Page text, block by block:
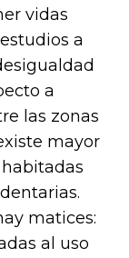
vidas
a
a
las zonas
mayor
matices:
al uso